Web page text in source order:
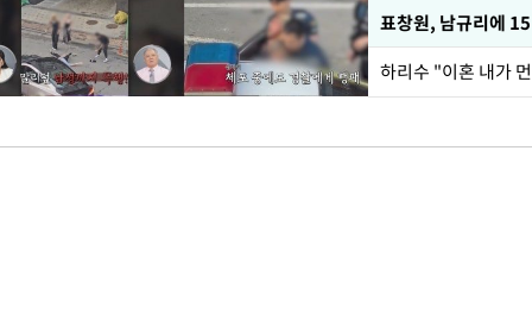
하리수 "이혼 내가